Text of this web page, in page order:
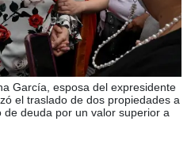
García, esposa del expresidente
el traslado de dos propiedades a
deuda por un valor superior a